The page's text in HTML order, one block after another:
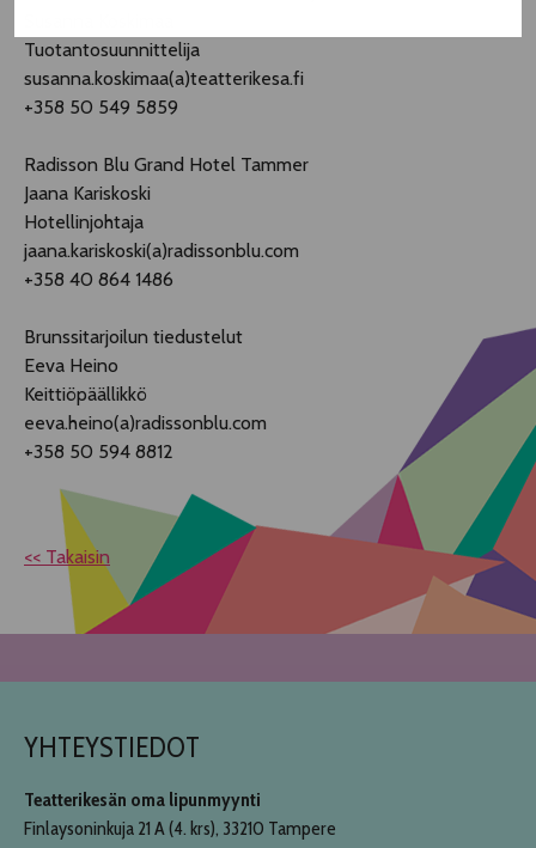
Tuotantosuunnittelija
susanna.koskimaa(a)teatterikesa.fi
+358 50 549 5859
Radisson Blu Grand Hotel Tammer
Jaana Kariskoski
Hotellinjohtaja
jaana.kariskoski(a)radissonblu.com
+358 40 864 1486
Brunssitarjoilun tiedustelut
Eeva Heino
Keittiöpäällikkö
eeva.heino(a)radissonblu.com
+358 50 594 8812
<< Takaisin
YHTEYSTIEDOT
Teatterikesän oma lipunmyynti
Finlaysoninkuja 21 A (4. krs), 33210 Tampere